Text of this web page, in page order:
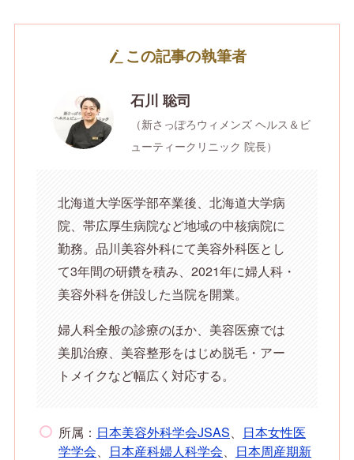
この記事の執筆者
石川 聡司
（新さっぽろウィメンズ ヘルス＆ビ
ューティークリニック 院長）
北海道大学医学部卒業後、北海道大学病
院、帯広厚生病院など地域の中核病院に
勤務。品川美容外科にて美容外科医とし
て3年間の研鑽を積み、2021年に婦人科・
美容外科を併設した当院を開業。
婦人科全般の診療のほか、美容医療では
美肌治療、美容整形をはじめ脱毛・アー
トメイクなど幅広く対応する。
所属： 日本美容外科学会JSAS
日本女性医
学学会
日本産科婦人科学会
日本周産期新